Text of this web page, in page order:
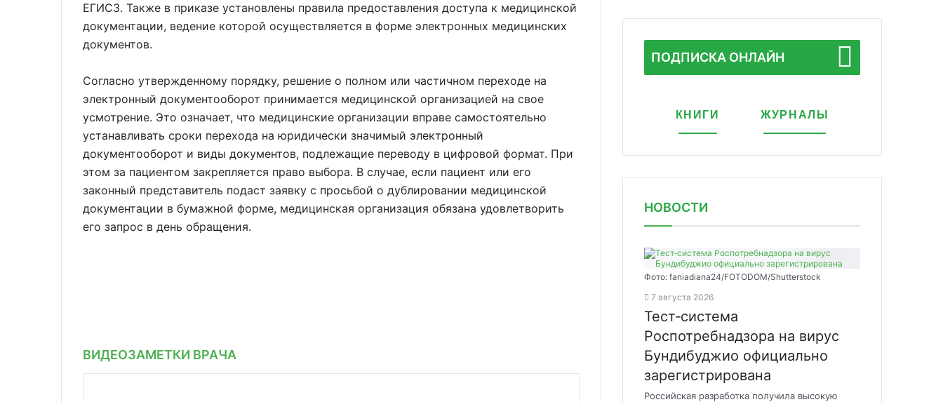
ЕГИСЗ. Также в приказе установлены правила предоставления доступа к медицинской
документации, ведение которой осуществляется в форме электронных медицинских
документов.
Согласно утвержденному порядку, решение о полном или частичном переходе на
электронный документооборот принимается медицинской организацией на свое
усмотрение. Это означает, что медицинские организации вправе самостоятельно
устанавливать сроки перехода на юридически значимый электронный
документооборот и виды документов, подлежащие переводу в цифровой формат. При
этом за пациентом закрепляется право выбора. В случае, если пациент или его
законный представитель подаст заявку с просьбой о дублировании медицинской
документации в бумажной форме, медицинская организация обязана удовлетворить
его запрос в день обращения.
ВИДЕОЗАМЕТКИ ВРАЧА
ПОДПИСКА ОНЛАЙН
КНИГИ ЖУРНАЛЫ
НОВОСТИ
Фото: faniadiana24/FOTODOM/Shutterstock
7 августа 2026
Тест‑система
Роспотребнадзора на вирус
Бундибуджио официально
зарегистрирована
Российская разработка получила высокую